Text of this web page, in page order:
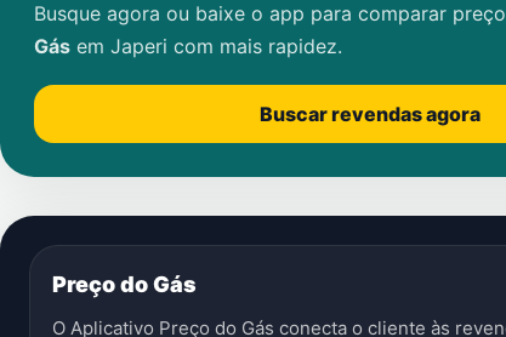
Busque agora ou baixe o app para comparar
Gás em Japeri com mais rapidez.
Buscar revendas agora
Preço do Gás
O Aplicativo Preço do Gás conecta o cliente às